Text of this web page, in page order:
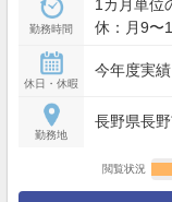
勤務時間
1カ月単位
休：月9〜
休日・休暇
今年度実
勤務地
長野県長
閲覧状況